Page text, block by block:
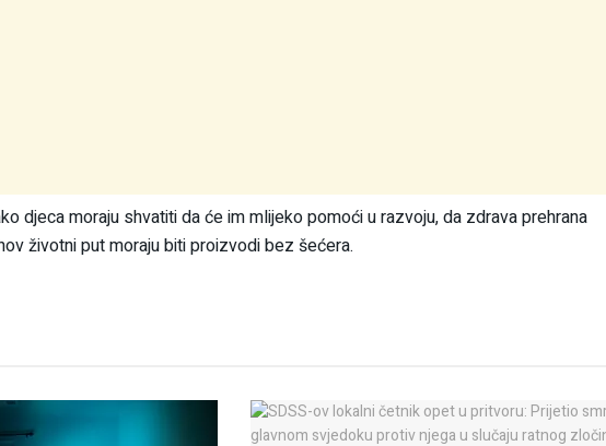
djeca moraju shvatiti da će im mlijeko pomoći u razvoju, da zdrava prehrana
životni put moraju biti proizvodi bez šećera.